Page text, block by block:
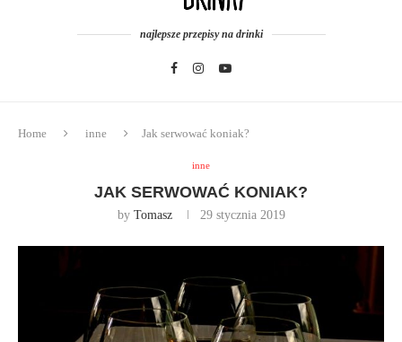
najlepsze przepisy na drinki
Home inne Jak serwować koniak?
inne
JAK SERWOWAĆ KONIAK?
by Tomasz 29 stycznia 2019